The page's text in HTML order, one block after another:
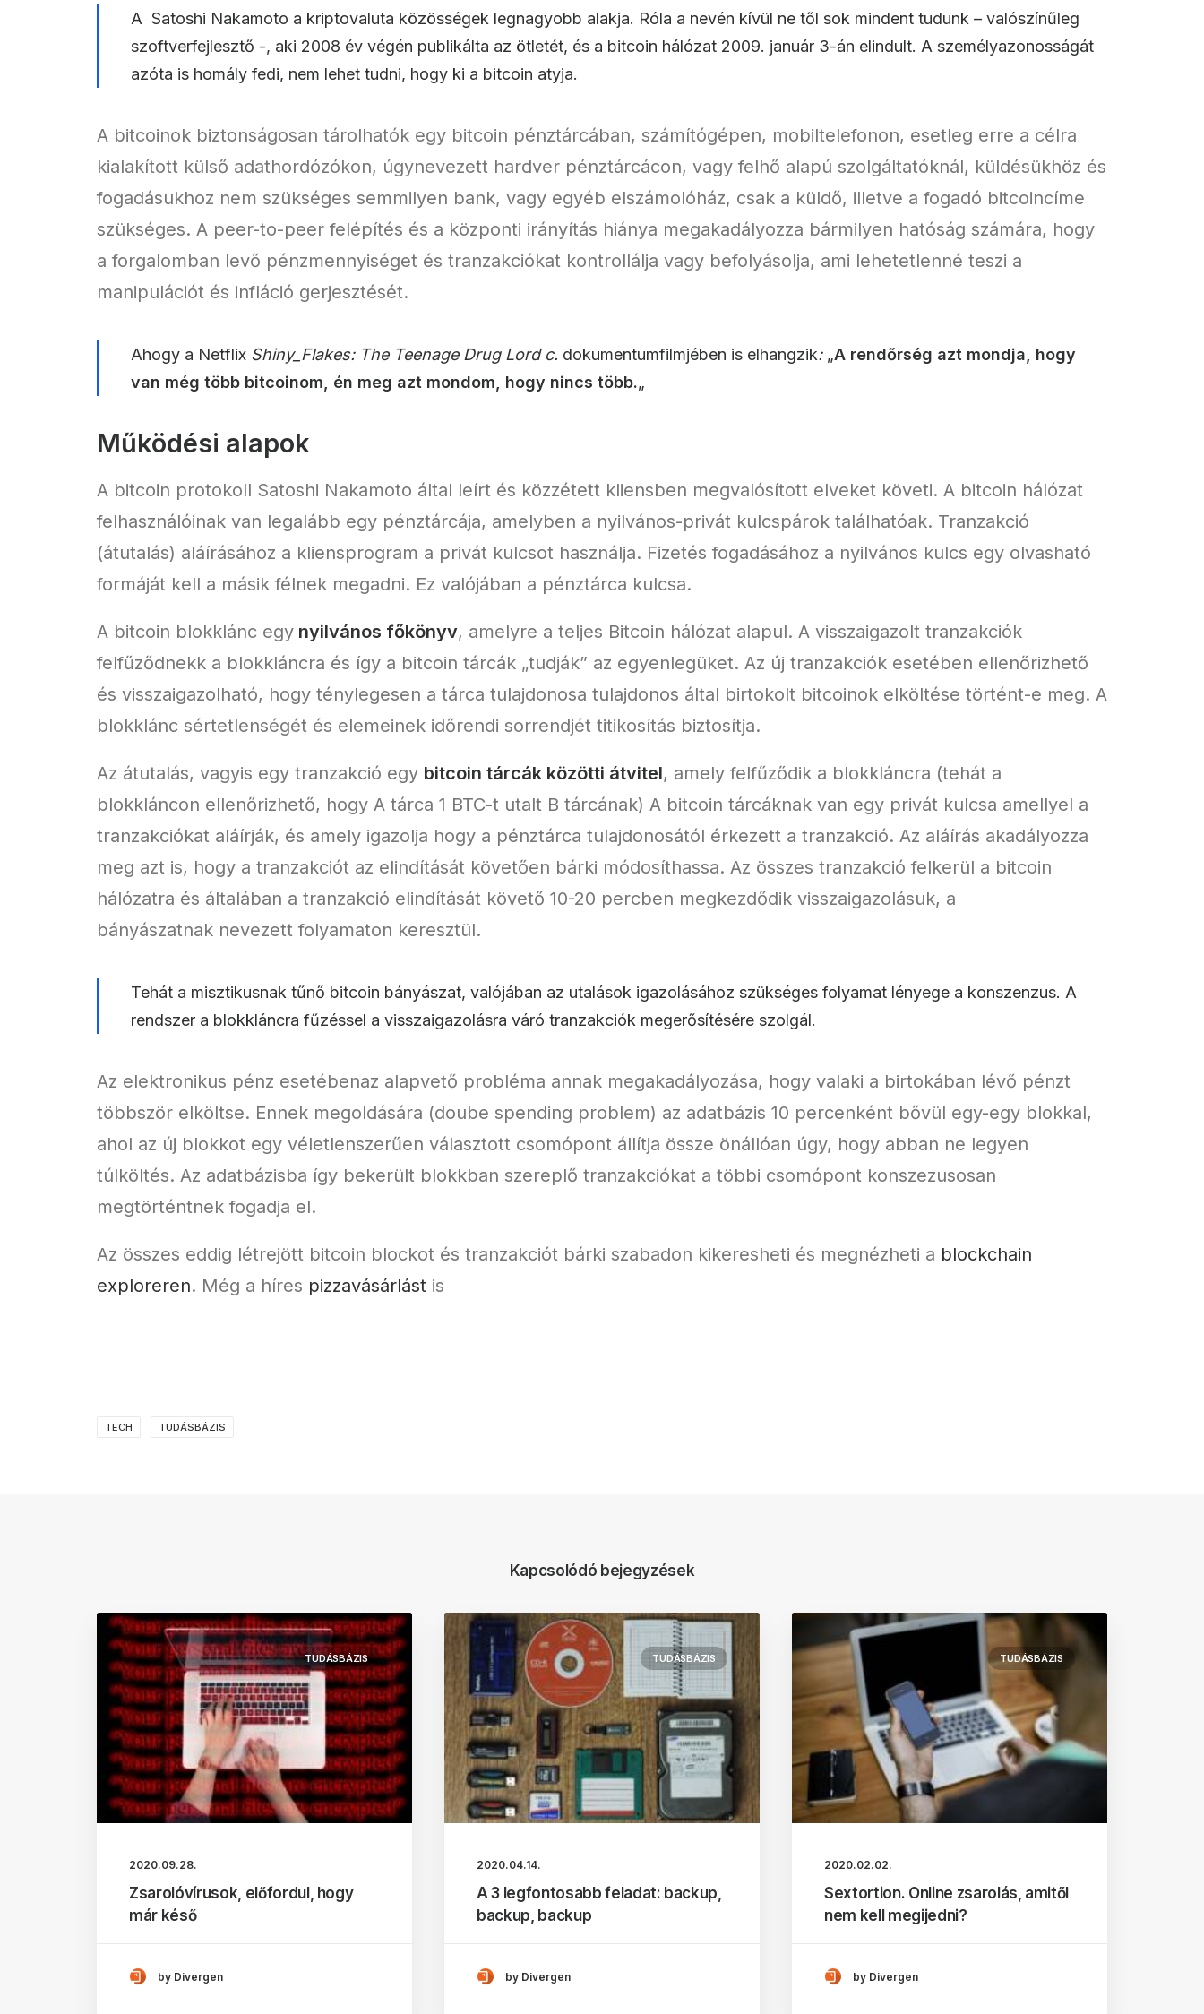
A Satoshi Nakamoto a kriptovaluta közösségek legnagyobb alakja. Róla a nevén kívül ne től sok mindent tudunk – valószínűleg
szoftverfejlesztő -, aki 2008 év végén publikálta az ötletét, és a bitcoin hálózat 2009. január 3-án elindult. A személyazonosságát
azóta is homály fedi, nem lehet tudni, hogy ki a bitcoin atyja.
A bitcoinok biztonságosan tárolhatók egy bitcoin pénztárcában, számítógépen, mobiltelefonon, esetleg erre a célra
kialakított külső adathordózókon, úgynevezett hardver pénztárcácon, vagy felhő alapú szolgáltatóknál, küldésükhöz és
fogadásukhoz nem szükséges semmilyen bank, vagy egyéb elszámolóház, csak a küldő, illetve a fogadó bitcoincíme
szükséges. A peer-to-peer felépítés és a központi irányítás hiánya megakadályozza bármilyen hatóság számára, hogy
a forgalomban levő pénzmennyiséget és tranzakciókat kontrollálja vagy befolyásolja, ami lehetetlenné teszi a
manipulációt és infláció gerjesztését.
Ahogy a Netflix Shiny_Flakes: The Teenage Drug Lord c. dokumentumfilmjében is elhangzik: „A rendőrség azt mondja, hogy
van még több bitcoinom, én meg azt mondom, hogy nincs több.„
Működési alapok
A bitcoin protokoll Satoshi Nakamoto által leírt és közzétett kliensben megvalósított elveket követi. A bitcoin hálózat
felhasználóinak van legalább egy pénztárcája, amelyben a nyilvános-privát kulcspárok találhatóak. Tranzakció
(átutalás) aláírásához a kliensprogram a privát kulcsot használja. Fizetés fogadásához a nyilvános kulcs egy olvasható
formáját kell a másik félnek megadni. Ez valójában a pénztárca kulcsa.
A bitcoin blokklánc egy nyilvános főkönyv, amelyre a teljes Bitcoin hálózat alapul. A visszaigazolt tranzakciók
felfűződnekk a blokkláncra és így a bitcoin tárcák „tudják” az egyenlegüket. Az új tranzakciók esetében ellenőrizhető
és visszaigazolható, hogy ténylegesen a tárca tulajdonosa tulajdonos által birtokolt bitcoinok elköltése történt-e meg. A
blokklánc sértetlenségét és elemeinek időrendi sorrendjét titikosítás biztosítja.
Az átutalás, vagyis egy tranzakció egy bitcoin tárcák közötti átvitel, amely felfűződik a blokkláncra (tehát a
blokkláncon ellenőrizhető, hogy A tárca 1 BTC-t utalt B tárcának) A bitcoin tárcáknak van egy privát kulcsa amellyel a
tranzakciókat aláírják, és amely igazolja hogy a pénztárca tulajdonosától érkezett a tranzakció. Az aláírás akadályozza
meg azt is, hogy a tranzakciót az elindítását követően bárki módosíthassa. Az összes tranzakció felkerül a bitcoin
hálózatra és általában a tranzakció elindítását követő 10-20 percben megkezdődik visszaigazolásuk, a
bányászatnak nevezett folyamaton keresztül.
Tehát a misztikusnak tűnő bitcoin bányászat, valójában az utalások igazolásához szükséges folyamat lényege a konszenzus. A
rendszer a blokkláncra fűzéssel a visszaigazolásra váró tranzakciók megerősítésére szolgál.
Az elektronikus pénz esetébenaz alapvető probléma annak megakadályozása, hogy valaki a birtokában lévő pénzt
többször elköltse. Ennek megoldására (doube spending problem) az adatbázis 10 percenként bővül egy-egy blokkal,
ahol az új blokkot egy véletlenszerűen választott csomópont állítja össze önállóan úgy, hogy abban ne legyen
túlköltés. Az adatbázisba így bekerült blokkban szereplő tranzakciókat a többi csomópont konszezusosan
megtörténtnek fogadja el.
Az összes eddig létrejött bitcoin blockot és tranzakciót bárki szabadon kikeresheti és megnézheti a blockchain
exploreren. Még a híres pizzavásárlást is
TECH TUDÁSBÁZIS
Kapcsolódó bejegyzések
TUDÁSBÁZIS
2020.09.28.
Zsarolóvírusok, előfordul, hogy
már késő
by Divergen
TUDÁSBÁZIS
2020.04.14.
A 3 legfontosabb feladat: backup,
backup, backup
by Divergen
TUDÁSBÁZIS
2020.02.02.
Sextortion. Online zsarolás, amitől
nem kell megijedni?
by Divergen